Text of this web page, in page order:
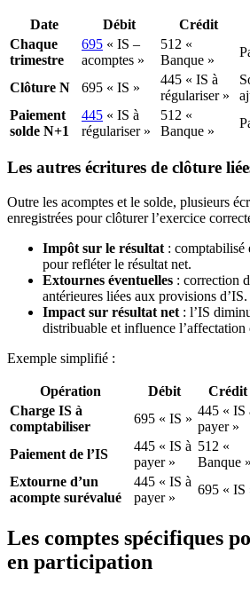
Date Débit Crédit
Chaque
trimestre
695 « IS –
acomptes »
512 «
Banque »
Clôture N 695 « IS »
445 « IS à
régulariser »
Paiement
solde N+1
445 « IS à
régulariser »
512 «
Banque »
Les autres écritures de clôture
Outre les acomptes et le solde, plusieurs
enregistrées pour clôturer l’exercice
Impôt sur le résultat : comptabilisé
pour refléter le résultat net.
Extournes éventuelles : correction
antérieures liées aux provisions d’IS.
Impact sur résultat net : l’IS
distribuable et influence l’affectation
Exemple simplifié :
Opération Débit Crédit
Charge IS à
comptabiliser
695 « IS »
445 « IS
payer »
Paiement de l’IS
445 « IS à
payer »
512 «
Banque »
Extourne d’un
acompte surévalué
445 « IS à
payer »
695 « IS
Les comptes spécifiques
en participation